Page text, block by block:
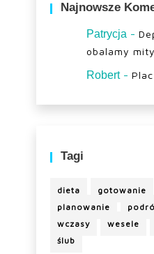
Najnowsze
Patrycja -
obalamy
Robert-
Tagi
dieta gotowanie
planowanie
wczasy
wesele
ślub